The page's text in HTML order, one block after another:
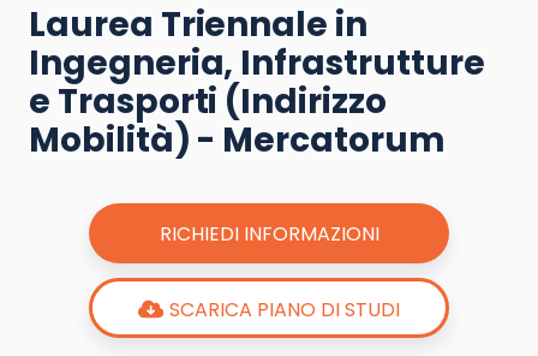
Laurea Triennale in
Ingegneria, Infrastrutture
e Trasporti (Indirizzo
Mobilità) - Mercatorum
RICHIEDI INFORMAZIONI
SCARICA PIANO DI STUDI